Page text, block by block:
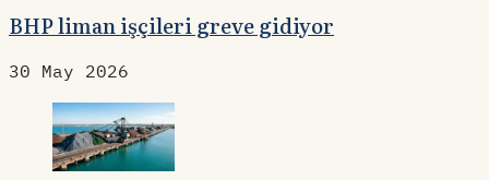
BHP liman işçileri greve gidiyor
30 May 2026